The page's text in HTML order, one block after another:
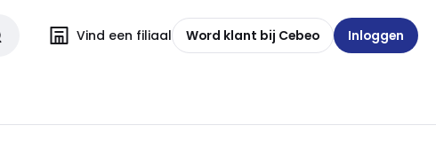
Vind een filiaal Word klant bij Cebeo Inloggen